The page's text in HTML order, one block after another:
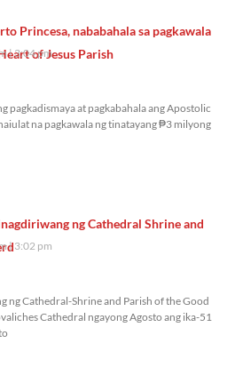
Princesa, nababahala sa pagkawala
of Jesus Parish
3:04 pm
pagkadismaya at pagkabahala ang Apostolic
na pagkawala ng tinatayang ₱3 milyong
ng Cathedral Shrine and
3:02 pm
ng Cathedral-Shrine and Parish of the Good
Cathedral ngayong Agosto ang ika-51